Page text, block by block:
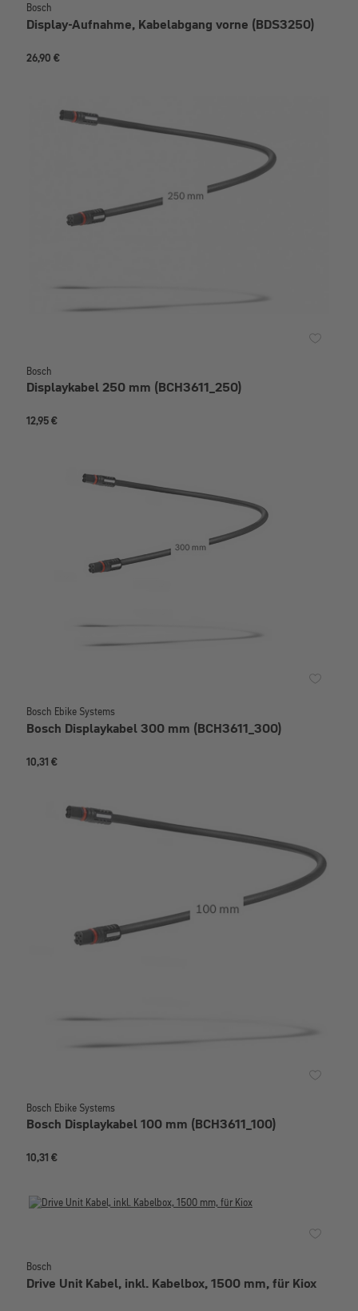
Bosch
Display-Aufnahme, Kabelabgang vorne (BDS3250)
26,90 €
Bosch
Displaykabel 250 mm (BCH3611_250)
12,95 €
Bosch Ebike Systems
Bosch Displaykabel 300 mm (BCH3611_300)
10,31 €
Bosch Ebike Systems
Bosch Displaykabel 100 mm (BCH3611_100)
10,31 €
Bosch
Drive Unit Kabel, inkl. Kabelbox, 1500 mm, für Kiox